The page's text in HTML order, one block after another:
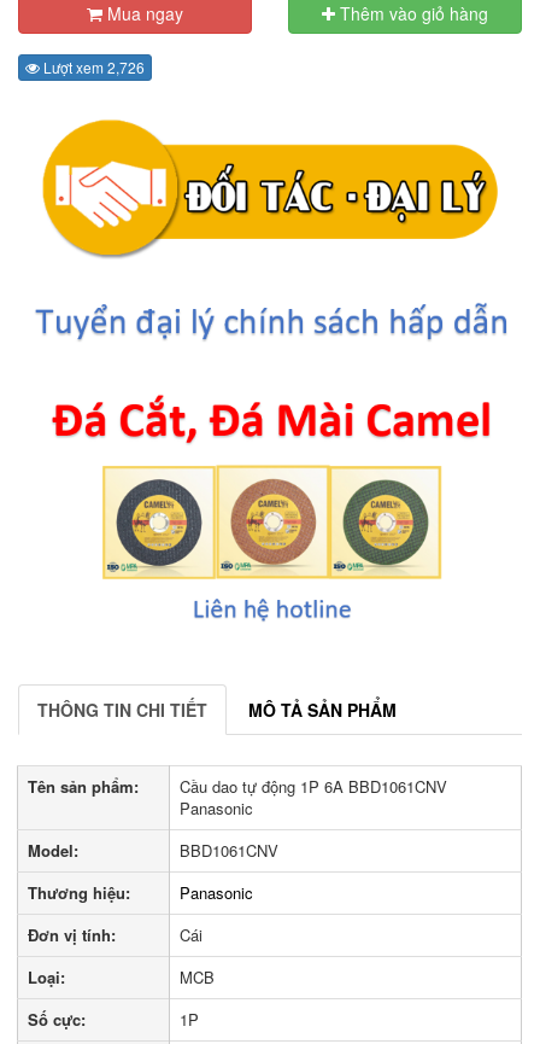
Mua ngay Thêm vào giỏ hàng
Lượt xem 2,726
THÔNG TIN CHI TIẾT MÔ TẢ SẢN PHẨM
Tên sản phẩm:
Cầu dao tự động 1P 6A BBD1061CNV
Panasonic
Model:
BBD1061CNV
Thương hiệu:
Panasonic
Đơn vị tính:
Cái
Loại:
MCB
Số cực:
1P